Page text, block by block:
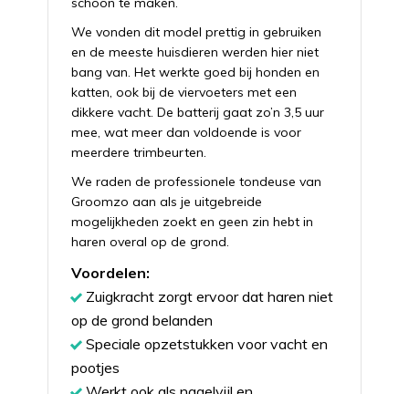
We vonden dit model prettig in gebruiken
en de meeste huisdieren werden hier niet
bang van. Het werkte goed bij honden en
katten, ook bij de viervoeters met een
dikkere vacht. De batterij gaat zo’n 3,5 uur
mee, wat meer dan voldoende is voor
meerdere trimbeurten.
We raden de professionele tondeuse van
Groomzo aan als je uitgebreide
mogelijkheden zoekt en geen zin hebt in
haren overal op de grond.
Voordelen:
Zuigkracht zorgt ervoor dat haren niet
op de grond belanden
Speciale opzetstukken voor vacht en
pootjes